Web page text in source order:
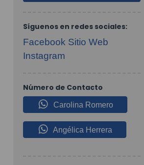
Síguenos en redes sociales:
Facebook Sitio Web
Instagram
Número de Contacto
Carolina Romero
Angélica Herrera